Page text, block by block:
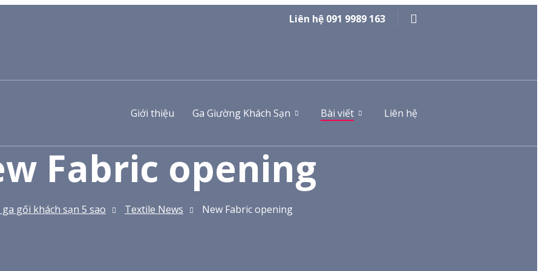
Liên hệ 091 9989 163
Giới thiệu Ga Giường Khách Sạn Bài viết Liên hệ
Fabric opening
gối khách sạn 5 sao Textile News New Fabric opening